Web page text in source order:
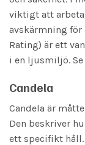
viktigt att
avskärmning för
Rating) är ett
i en ljusmiljö. Se
Candela
Candela är
Den beskriver
ett specifikt